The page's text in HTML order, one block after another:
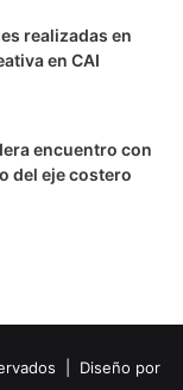
realizadas en
en CAI
encuentro con
del eje costero
| Diseño por